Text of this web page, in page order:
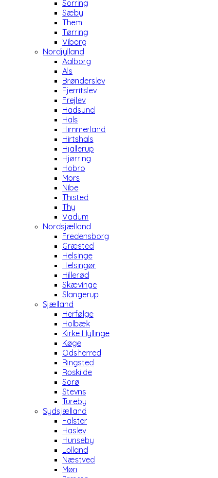
Sorring
Sæby
Them
Tørring
Viborg
Nordjylland
Aalborg
Als
Brønderslev
Fjerritslev
Frejlev
Hadsund
Hals
Himmerland
Hirtshals
Hjallerup
Hjørring
Hobro
Mors
Nibe
Thisted
Thy
Vadum
Nordsjælland
Fredensborg
Græsted
Helsinge
Helsingør
Hillerød
Skævinge
Slangerup
Sjælland
Herfølge
Holbæk
Kirke Hyllinge
Køge
Odsherred
Ringsted
Roskilde
Sorø
Stevns
Tureby
Sydsjælland
Falster
Haslev
Hunseby
Lolland
Næstved
Møn